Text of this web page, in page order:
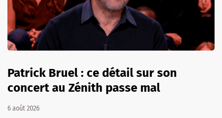
Patrick Bruel : ce détail sur son
concert au Zénith passe mal
6 août 2026